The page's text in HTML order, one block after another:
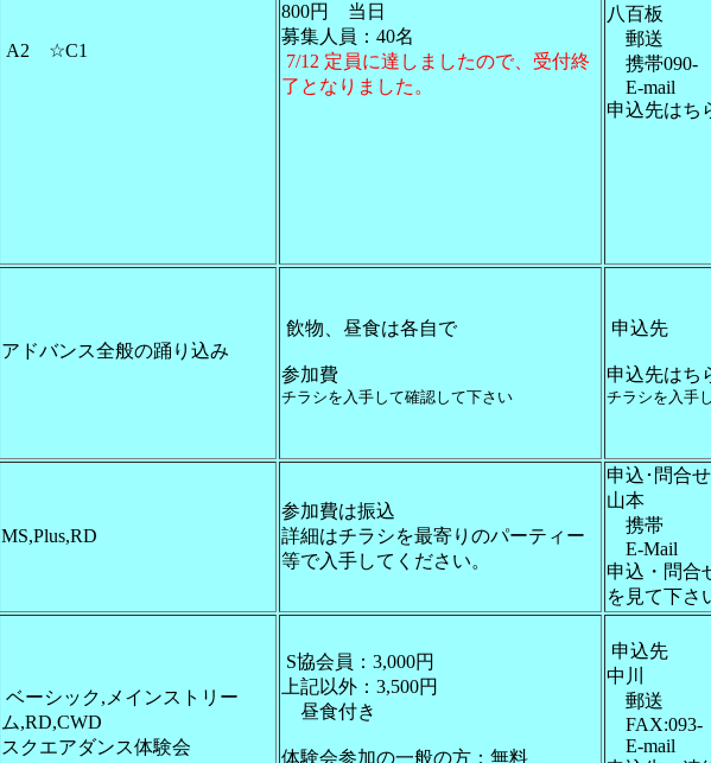
A2 ☆C1
800円 当日
募集人員：40名
7/12 定員に達しましたので、受付終
了となりました。
八百板
郵送
携帯090-
E-mail
申込先はち
アドバンス全般の踊り込み
飲物、昼食は各自で
参加費
チラシを入手して確認して下さい
申込先
申込先はち
チラシを入手
MS,Plus,RD
参加費は振込
詳細はチラシを最寄りのパーティー
等で入手してください。
申込･問合
山本
携帯
E-Mail
申込・問合
を見て下さ
ベーシック,メインストリー
ム,RD,CWD
スクエアダンス体験会
S協会員：3,000円
上記以外：3,500円
昼食付き
体験会参加の一般の方：無料
申込先
中川
郵送
FAX:093-
E-mail